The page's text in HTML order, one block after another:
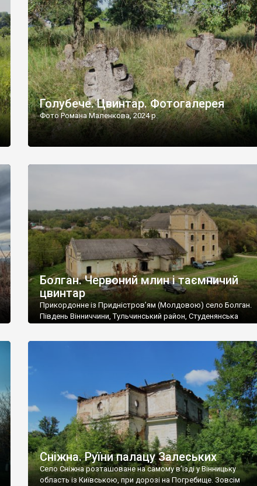
[…]
Голубече. Цвинтар. Фотогалерея
Фото Романа Маленкова, 2024 р.
Болган. Червоний млин і таємничий
цвинтар
Прикордонне із Придністров’ям (Молдовою) село Болган.
Південь Вінниччини, Тульчинський район, Студенянська
старовинний цвинтар із кам’яними хрестами. Всі епітафії, які
збереглися, написані кирилицею, церковнослов’янською
мовою. За всіма традиційними ознаками – цвинтар
український. Хрести датуються 19 століттям. У 1924-1940
роках Болган […]
Сніжна. Руїни палацу Залеських
Село Сніжна розташоване на самому в’їзді у Вінницьку
область із Київською, при дорозі на Погребище. Зовсім